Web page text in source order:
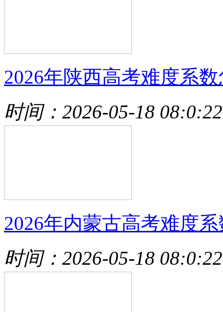
2026年陕西高考难度系
时间：2026-05-18 08:0:22
2026年内蒙古高考难度
时间：2026-05-18 08:0:22